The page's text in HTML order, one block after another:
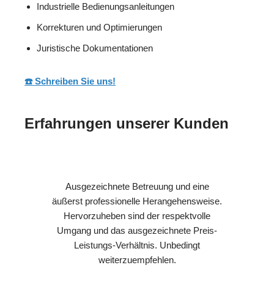
Industrielle Bedienungsanleitungen
Korrekturen und Optimierungen
Juristische Dokumentationen
☎️ Schreiben Sie uns!
Erfahrungen unserer Kunden
Ausgezeichnete Betreuung und eine
äußerst professionelle Herangehensweise.
Hervorzuheben sind der respektvolle
Umgang und das ausgezeichnete Preis-
Leistungs-Verhältnis. Unbedingt
weiterzuempfehlen.